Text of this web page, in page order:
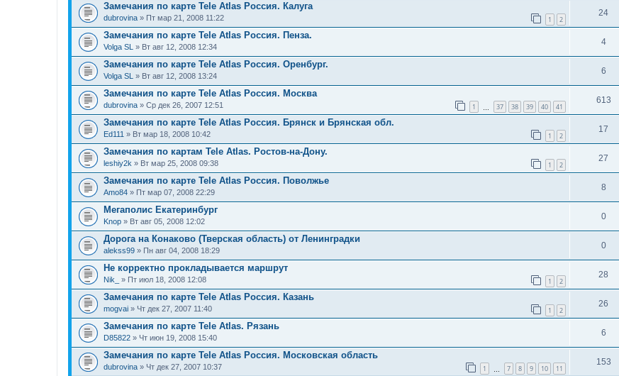
Замечания по карте Tele Atlas Россия. Калуга
dubrovina » Пт мар 21, 2008 11:22 1 2
24
Замечания по карте Tele Atlas Россия. Пенза.
Volga SL » Вт авг 12, 2008 12:34
4
Замечания по карте Tele Atlas Россия. Оренбург.
Volga SL » Вт авг 12, 2008 13:24
6
Замечания по карте Tele Atlas Россия. Москва
dubrovina » Ср дек 26, 2007 12:51 1 37 38 39 40 41
613
Замечания по карте Tele Atlas Россия. Брянск и Брянская обл.
Ed111 » Вт мар 18, 2008 10:42 1 2
17
Замечания по картам Tele Atlas. Ростов-на-Дону.
leshiy2k » Вт мар 25, 2008 09:38 1 2
27
Замечания по карте Tele Atlas Россия. Поволжье
Amo84 » Пт мар 07, 2008 22:29
8
Мегаполис Екатеринбург
Knop » Вт авг 05, 2008 12:02
0
Дорога на Конаково (Тверская область) от Ленинградки
alekss99 » Пн авг 04, 2008 18:29
0
Не корректно прокладывается маршрут
Nik_ » Пт июл 18, 2008 12:08 1 2
28
Замечания по карте Tele Atlas Россия. Казань
mogvai » Чт дек 27, 2007 11:40 1 2
26
Замечания по карте Tele Atlas. Рязань
D85822 » Чт июн 19, 2008 15:40
6
Замечания по карте Tele Atlas Россия. Московская область
dubrovina » Чт дек 27, 2007 10:37 1 7 8 9 10 11
153